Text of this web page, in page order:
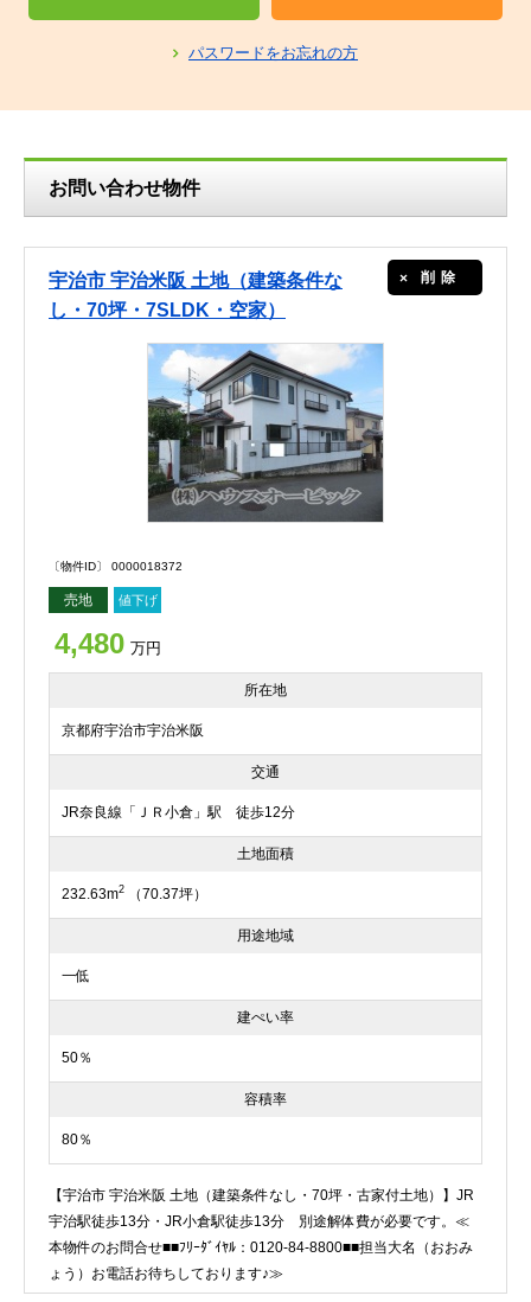
パスワードをお忘れの方
お問い合わせ物件
宇治市 宇治米阪 土地（建築条件な
し・70坪・7SLDK・空家）
削除
〔物件ID〕 0000018372
売地 値下げ
4,480 万円
所在地
京都府宇治市宇治米阪
交通
JR奈良線「ＪＲ小倉」駅 徒歩12分
土地面積
232.63m2 （70.37坪）
用途地域
一低
建ぺい率
50％
容積率
80％
【宇治市 宇治米阪 土地（建築条件なし・70坪・古家付土地）】JR
宇治駅徒歩13分・JR小倉駅徒歩13分 別途解体費が必要です。≪
本物件のお問合せ■■ﾌﾘｰﾀﾞｲﾔﾙ：0120-84-8800■■担当大名（おおみ
ょう）お電話お待ちしております♪≫